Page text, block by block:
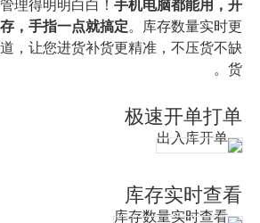
理得明明白白！ 手机电脑都能用，开
，手指一点就搞定。库存数量实时更
，让您进货补货更精准，不压货不缺
货。
极速开单打单
库存实时查看